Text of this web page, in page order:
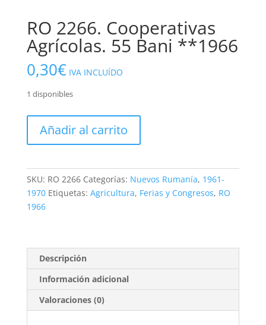
RO 2266. Cooperativas
Agrícolas. 55 Bani **1966
0,30€ IVA INCLUÍDO
1 disponibles
2266.
55
Bani
**1966
Añadir al carrito
SKU: RO 2266 Categorías: Nuevos Rumanía, 1961-
1970 Etiquetas: Agricultura, Ferias y Congresos, RO
1966
Descripción
Información adicional
Valoraciones (0)